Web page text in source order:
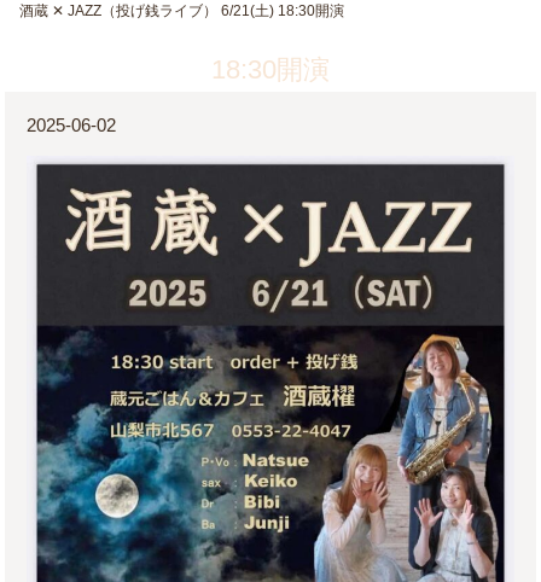
18:30開演
酒蔵 ✕ JAZZ（投げ銭ライブ） 6/21(土) 18:30開演
2025-06-02